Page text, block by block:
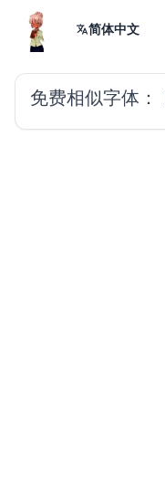
简体中文
免费相似字体：